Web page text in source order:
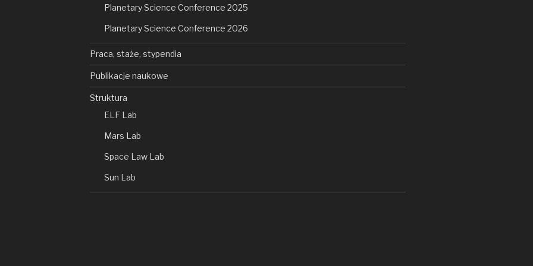
Planetary Science Conference 2025
Planetary Science Conference 2026
Praca, staże, stypendia
Publikacje naukowe
Struktura
ELF Lab
Mars Lab
Space Law Lab
Sun Lab